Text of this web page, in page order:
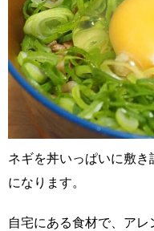
ネギを丼いっぱいに敷
になります。
自宅にある食材で、ア